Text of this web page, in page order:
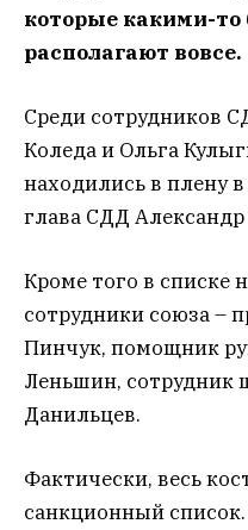
которые какими-то
располагают вовсе.
Среди сотрудников
Коледа и Ольга
находились в плену
глава СДД
Кроме того в списке
сотрудники союза –
Пинчук, помощник
Леньшин, сотрудник
Данильцев.
Фактически, весь
санкционный список.